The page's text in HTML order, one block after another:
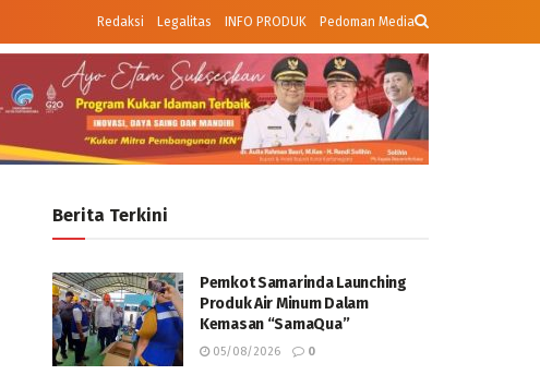
Redaksi Legalitas INFO PRODUK Pedoman Media
Berita Terkini
Pemkot Samarinda Launching
Produk Air Minum Dalam
Kemasan “SamaQua”
05/08/2026 0